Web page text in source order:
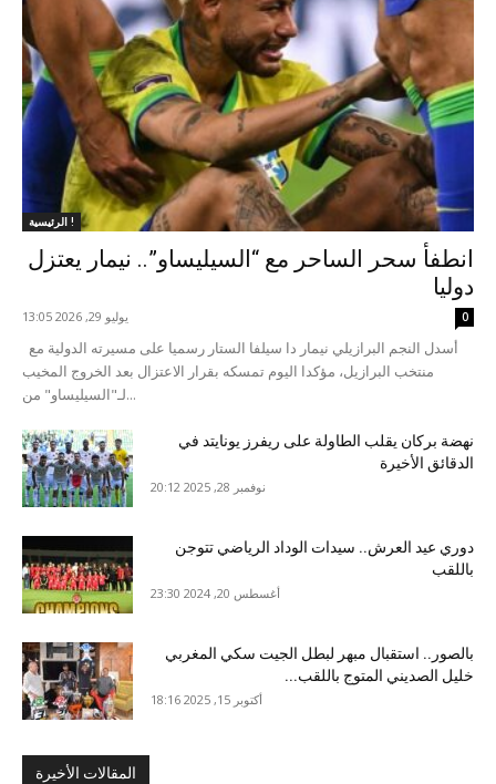
الرئيسية !
انطفأ سحر الساحر مع “السيليساو”.. نيمار يعتزل
دوليا
يوليو 29, 2026 13:05 0
منتخب البرازيل، مؤكدا اليوم تمسكه بقرار الاعتزال بعد الخروج المخيب
لـ"السيليساو" من...
نهضة بركان يقلب الطاولة على ريفرز يونايتد في
الدقائق الأخيرة
نوفمبر 28, 2025 20:12
دوري عيد العرش.. سيدات الوداد الرياضي تتوجن
باللقب
أغسطس 20, 2024 23:30
بالصور.. استقبال مبهر لبطل الجيت سكي المغربي
خليل الصديني المتوج باللقب...
أكتوبر 15, 2025 18:16
المقالات الأخيرة